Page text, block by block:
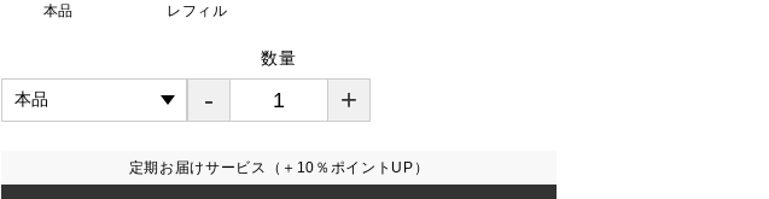
本品 レフィル
数量
- +
定期お届けサービス（＋10％ポイントUP）